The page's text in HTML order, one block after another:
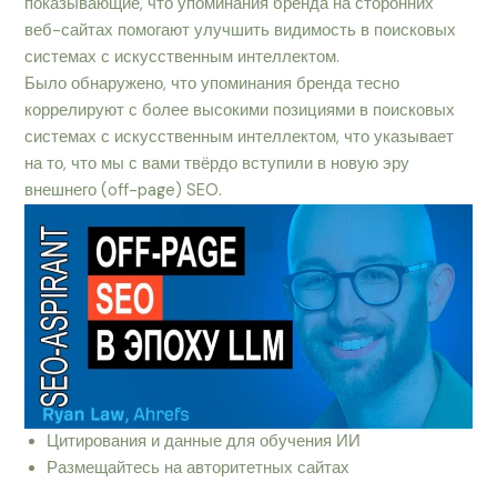
веб-сайтах помогают улучшить видимость в поисковых
системах с искусственным интеллектом.
Было обнаружено, что упоминания бренда тесно
коррелируют с более высокими позициями в поисковых
системах с искусственным интеллектом, что указывает
на то, что мы с вами твёрдо вступили в новую эру
внешнего (off-page) SEO.
Цитирования и данные для обучения ИИ
Размещайтесь на авторитетных сайтах